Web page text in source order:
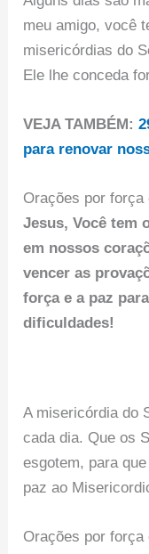
meu amigo, você
misericórdias do
Ele lhe conceda
VEJA TAMBÉM:
para renovar
Orações por força
Jesus, Você tem
em nossos
vencer as
força e a paz
dificuldades!
A misericórdia do
cada dia. Que os
esgotem, para
paz ao
Orações por força